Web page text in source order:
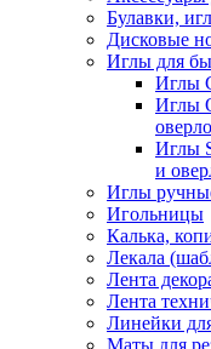
Булавки,
Дисковые
Иглы для
Иглы
Иглы
Иглы
и
Иглы
Игольницы
Калька,
Лекала
Лента
Лента
Линейки
Маты для